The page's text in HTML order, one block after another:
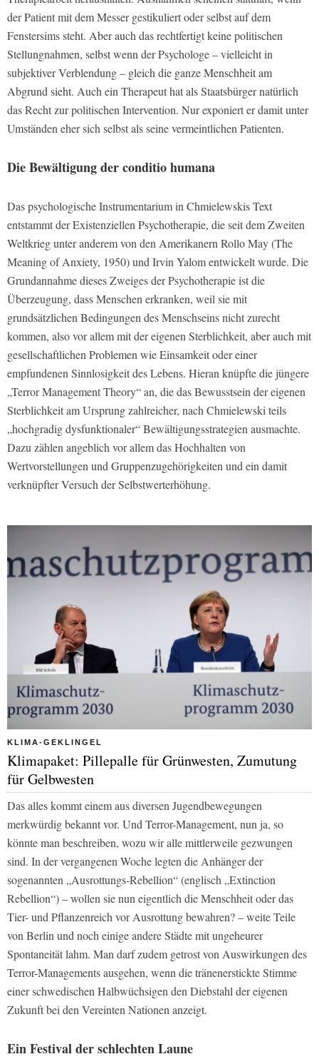
der Patient mit dem Messer gestikuliert oder selbst auf dem
Fenstersims steht. Aber auch das rechtfertigt keine politischen
Stellungnahmen, selbst wenn der Psychologe – vielleicht in
subjektiver Verblendung – gleich die ganze Menschheit am
Abgrund sieht. Auch ein Therapeut hat als Staatsbürger natürlich
das Recht zur politischen Intervention. Nur exponiert er damit unter
Umständen eher sich selbst als seine vermeintlichen Patienten.
Die Bewältigung der conditio humana
Das psychologische Instrumentarium in Chmielewskis Text
entstammt der Existenziellen Psychotherapie, die seit dem Zweiten
Weltkrieg unter anderem von den Amerikanern Rollo May (The
Meaning of Anxiety, 1950) und Irvin Yalom entwickelt wurde. Die
Grundannahme dieses Zweiges der Psychotherapie ist die
Überzeugung, dass Menschen erkranken, weil sie mit
grundsätzlichen Bedingungen des Menschseins nicht zurecht
kommen, also vor allem mit der eigenen Sterblichkeit, aber auch mit
gesellschaftlichen Problemen wie Einsamkeit oder einer
empfundenen Sinnlosigkeit des Lebens. Hieran knüpfte die jüngere
„Terror Management Theory“ an, die das Bewusstsein der eigenen
Sterblichkeit am Ursprung zahlreicher, nach Chmielewski teils
„hochgradig dysfunktionaler“ Bewältigungsstrategien ausmachte.
Dazu zählen angeblich vor allem das Hochhalten von
Wertvorstellungen und Gruppenzugehörigkeiten und ein damit
verknüpfter Versuch der Selbstwerterhöhung.
KLIMA-GEKLINGEL
Klimapaket: Pillepalle für Grünwesten, Zumutung
für Gelbwesten
Das alles kommt einem aus diversen Jugendbewegungen
merkwürdig bekannt vor. Und Terror-Management, nun ja, so
könnte man beschreiben, wozu wir alle mittlerweile gezwungen
sind. In der vergangenen Woche legten die Anhänger der
sogenannten „Ausrottungs-Rebellion“ (englisch „Extinction
Rebellion“) – wollen sie nun eigentlich die Menschheit oder das
Tier- und Pflanzenreich vor Ausrottung bewahren? – weite Teile
von Berlin und noch einige andere Städte mit ungeheurer
Spontaneität lahm. Man darf zudem getrost von Auswirkungen des
Terror-Managements ausgehen, wenn die tränenerstickte Stimme
einer schwedischen Halbwüchsigen den Diebstahl der eigenen
Zukunft bei den Vereinten Nationen anzeigt.
Ein Festival der schlechten Laune